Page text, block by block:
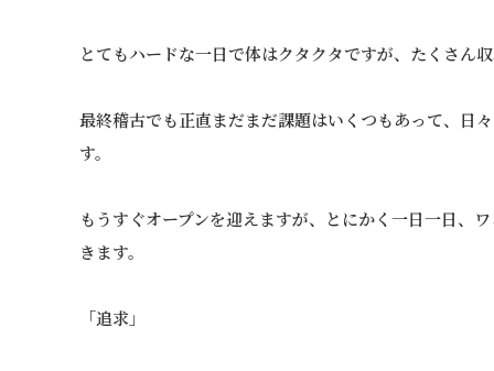
とてもハードな一日で体はクタクタですが、たくさん
最終稽古でも正直まだまだ課題はいくつもあって、日
す。
もうすぐオープンを迎えますが、とにかく一日一日、
きます。
「追求」